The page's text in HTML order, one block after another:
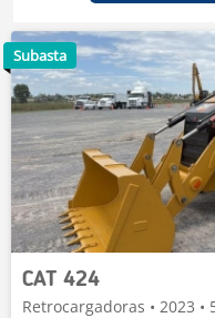
CAT 424
Retrocargadoras • 2023 •
Subasta